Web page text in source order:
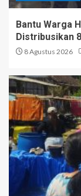
Bantu Warga
Distribusikan
8 Agustus 2026